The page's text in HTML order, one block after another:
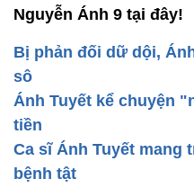
Nguyễn Ánh 9 tại đây!
Bị phản đối dữ dội,
sô
Ánh Tuyết kể chuyện
tiền
Ca sĩ Ánh Tuyết mang
bệnh tật